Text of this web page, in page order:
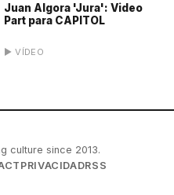
Juan Algora 'Jura': Video
Part para CAPITOL
▶ VÍDEO
culture since 2013.
PRIVACIDADRSS